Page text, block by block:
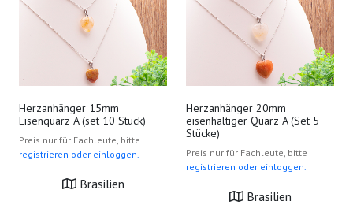
Herzanhänger 15mm
Eisenquarz A (set 10 Stück)
Preis nur für Fachleute, bitte
registrieren oder einloggen.
Brasilien
Herzanhänger 20mm
eisenhaltiger Quarz A (Set 5
Stücke)
Preis nur für Fachleute, bitte
registrieren oder einloggen.
Brasilien